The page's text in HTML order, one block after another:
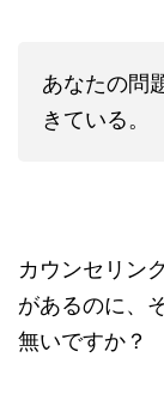
あなたの問
きている。
カウンセリン
があるのに、
無いですか？